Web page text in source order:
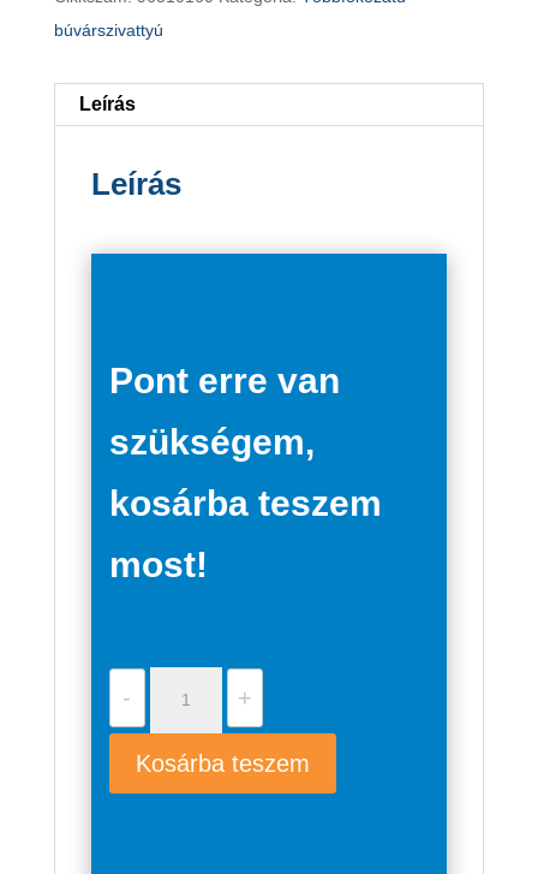
búvárszivattyú
fordulatszám-
motorral
búvárszivattyú
Leírás
Leírás
Pont erre van
szükségem,
kosárba teszem
most!
- +
Kosárba teszem